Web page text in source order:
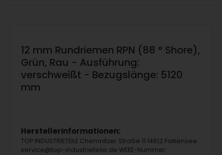
12 mm Rundriemen RPN (88 ° Shore),
Grün, Rau - Ausführung:
verschweißt - Bezugslänge: 5120
mm
Herstellerinformationen:
TOP INDUSTRIETEILE Chemnitzer Straße 11 14612 Falkensee
service@top-industrieteile.de WEEE-Nummer: